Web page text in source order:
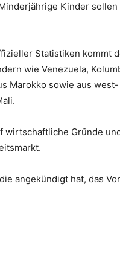
Kinder
Statistiken kommt
wie Venezuela,
Marokko sowie aus
wirtschaftliche Gründe
angekündigt hat, das